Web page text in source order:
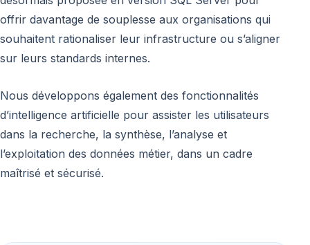
offrir davantage de souplesse aux organisations qui
souhaitent rationaliser leur infrastructure ou s’aligner
sur leurs standards internes.
Nous développons également des fonctionnalités
d’intelligence artificielle pour assister les utilisateurs
dans la recherche, la synthèse, l’analyse et
l’exploitation des données métier, dans un cadre
maîtrisé et sécurisé.